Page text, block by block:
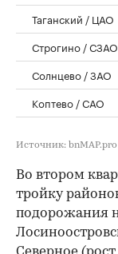
Таганский / ЦАО
Строгино / СЗАО
Солнцево / ЗАО
Коптево / САО
Источник: bnMAP.pro
Во втором
тройку
подорожания